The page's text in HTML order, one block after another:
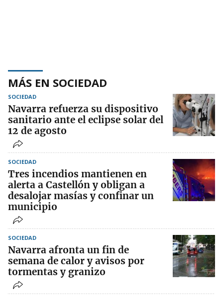
MÁS EN SOCIEDAD
SOCIEDAD
Navarra refuerza su dispositivo
sanitario ante el eclipse solar del
12 de agosto
SOCIEDAD
Tres incendios mantienen en
alerta a Castellón y obligan a
desalojar masías y confinar un
municipio
SOCIEDAD
Navarra afronta un fin de
semana de calor y avisos por
tormentas y granizo